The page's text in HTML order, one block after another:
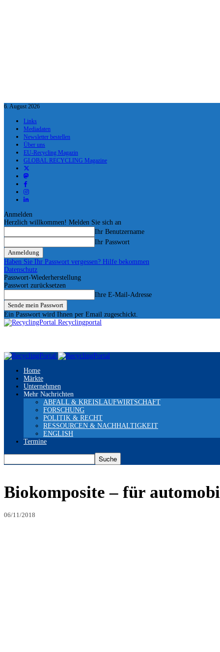
6. August 2026
Links
Mediadaten
Newsletter bestellen
Über uns
EU-Recycling Magazin
GLOBAL RECYCLING Magazine
Anmelden
Herzlich willkommen! Melden Sie sich an
Ihr Benutzername
Ihr Passwort
Haben Sie Ihr Passwort vergessen? Hilfe bekommen
Datenschutz
Passwort-Wiederherstellung
Passwort zurücksetzen
Ihre E-Mail-Adresse
Ein Passwort wird Ihnen per Email zugeschickt.
Recyclingportal
Home
Märkte
Unternehmen
Mehr Nachrichten
ABFALL & KREISLAUFWIRTSCHAFT
FORSCHUNG
POLITIK & RECHT
RESSOURCEN & NACHHALTIGKEIT
ENGLISH
Termine
Biokomposite – für
06/11/2018